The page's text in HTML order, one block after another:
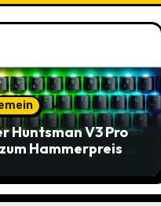
Huntsman V3 Pro
Hammerpreis –